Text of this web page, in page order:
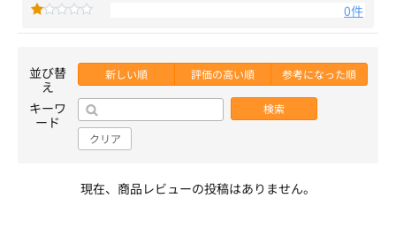
0件
並び替
え
新しい順 評価の高い順 参考になった順
キーワ
ード
検索
クリア
現在、商品レビューの投稿はありません。